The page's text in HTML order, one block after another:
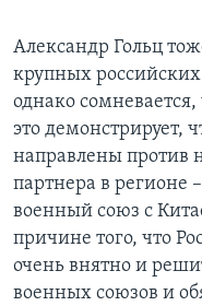
Александр Гольц
крупных
однако
это демонстрирует,
направлены против
партнера в регионе
военный союз с
причине того, что
очень внятно и
военных союзов и